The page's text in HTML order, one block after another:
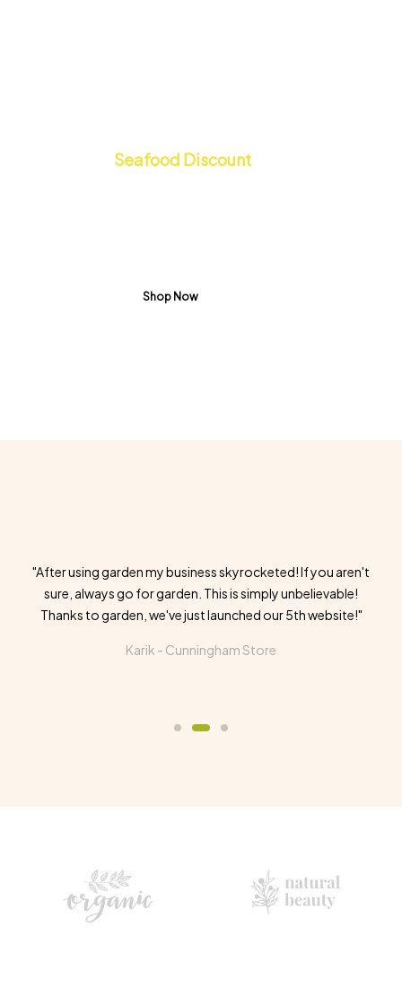
Seafood Discount
Shop Now
"After using garden my business skyrocketed! If you aren't
sure, always go for garden. This is simply unbelievable!
Thanks to garden, we've just launched our 5th website!"
Karik - Cunningham Store